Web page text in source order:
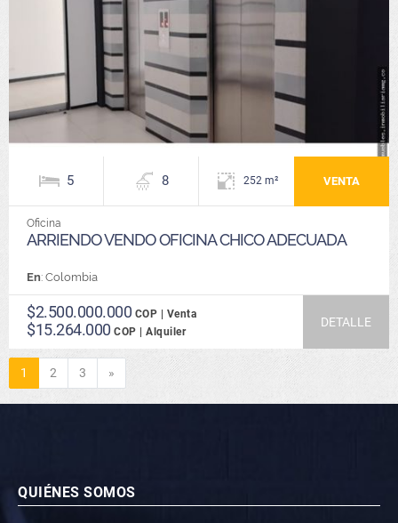
5 8 252 m² VENTA
Oficina
ARRIENDO VENDO OFICINA CHICO ADECUADA
En: Colombia
$2.500.000.000 COP | Venta
$15.264.000 COP | Alquiler
DETALLE
1 2 3 »
QUIÉNES SOMOS